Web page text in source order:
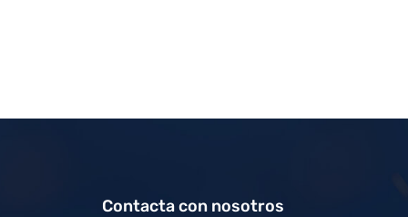
Contacta con nosotros